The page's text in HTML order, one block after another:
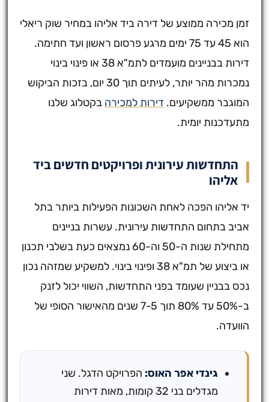
זמן מכירה ממוצע של דירה ביד אליהו במחיר שוק ריאלי
הוא 45 עד 75 ימים מרגע פרסום ראשון ועד חתימה.
דירות בבניינים מועמדים לתמ"א 38 או פינוי בינוי
נמכרות מהר יותר, לעיתים תוך 30 יום, בזכות הביקוש
המוגבר ממשקיעים.דירות למכירהבקטלוג שלנו
מתעדכנות יומית.
התחדשות עירונית ופרויקטים חדשים ביד
אליהו
יד אליהו הפכה לאחת השכונות הפעילות ביותר בתל
אביב בתחום התחדשות עירונית. עשרות בניינים
מתחילת שנות ה-50 וה-60 נמצאים כעת בשלבי תכנון
או ביצוע של תמ"א 38 ופינוי בינוי. למשקיע שמזהה נכון
נכס בבניין שעומד בפני התחדשות, השווי יכול לזנק
ב-50% עד 80% תוך 7-5 שנים מהאישור הסופי של
הוועדה.
גינדי אפר האוס:הפרויקט הדגל. שני
מגדלים בני 32 קומות, מאות דירות